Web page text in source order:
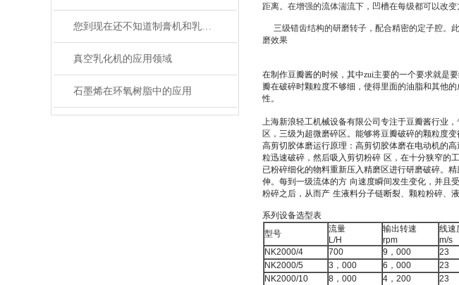
您到现在还不知道制膏机和乳化机有什么区别吗？我来告诉您
真空乳化机的应用领域
石墨烯在环氧树脂中的应用
距离。在增强的流体湍流下，凹槽在每级都可以改
三级错齿结构的研磨转子，配合精密的定子腔。
磨效果
在制作豆瓣酱的时候，其中zui主要的一个要求就是
瓣在破碎时颗粒度不够细，使得里面的油脂和其他
性。
上海新浪轻工机械设备有限公司专注于豆瓣酱行业
区，三级为超微磨碎区。能够将豆瓣破碎的颗粒度
高剪切胶体磨运行原理：高剪切胶体磨在电动机的
粒迅速破碎，然后吸入剪切粉碎 区，在十分狭窄的
已粉碎细化的物料重新压入精磨区进行研磨破碎。
伸。每到一级流体的方 向速度瞬间发生变化，并且
粉碎之后，从而产 生液料分子链断裂、颗粒粉碎、
系列设备选型表
型号
流量
L/H
输出转速
rpm
线速
m/s
NK2000/4
700 9 ， 000 23
NK2000/5
3 ， 000 6 ， 000 23
NK2000/10
8 ， 000 4 ， 200 23